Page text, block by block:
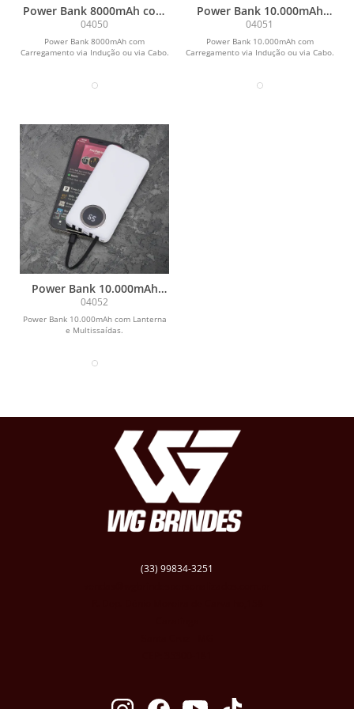
Power Bank 8000mAh com
Carregamento via Indução
ou via Cabo
04050
Power Bank 8000mAh com
Carregamento via Indução ou via Cabo.
Power Bank 10.000mAh
com Carregamento via
Indução ou via Cabo
04051
Power Bank 10.000mAh com
Carregamento via Indução ou via Cabo.
Power Bank 10.000mAh
com Lanterna e
Multissaídas
04052
Power Bank 10.000mAh com Lanterna
e Multissaídas.
(33) 99834-3251